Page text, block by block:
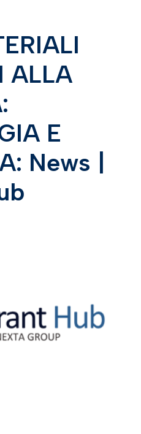
ALLA
E
News |